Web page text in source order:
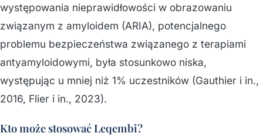
występowania nieprawidłowości w obrazowaniu
związanym z amyloidem (ARIA), potencjalnego
problemu bezpieczeństwa związanego z terapiami
antyamyloidowymi, była stosunkowo niska,
występując u mniej niż 1% uczestników (Gauthier i in.,
2016, Flier i in., 2023).
Kto może stosować Leqembi?